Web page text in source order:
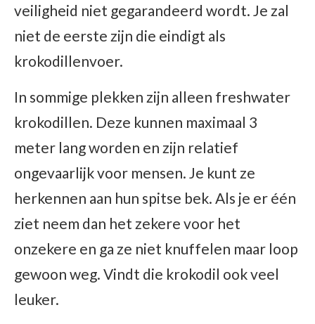
veiligheid niet gegarandeerd wordt. Je zal
niet de eerste zijn die eindigt als
krokodillenvoer.
In sommige plekken zijn alleen freshwater
krokodillen. Deze kunnen maximaal 3
meter lang worden en zijn relatief
ongevaarlijk voor mensen. Je kunt ze
herkennen aan hun spitse bek. Als je er één
ziet neem dan het zekere voor het
onzekere en ga ze niet knuffelen maar loop
gewoon weg. Vindt die krokodil ook veel
leuker.